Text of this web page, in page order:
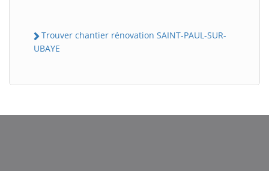
Trouver chantier rénovation SAINT-PAUL-SUR-
UBAYE
BatiWebPro